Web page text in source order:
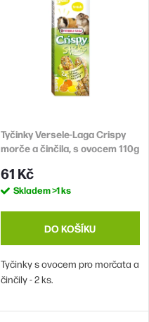
Tyčinky Versele-Laga Crispy
morče a činčila, s ovocem 110g
61 Kč
Skladem>1 ks
DO KOŠÍKU
Tyčinky s ovocem pro morčata a
činčily - 2 ks.